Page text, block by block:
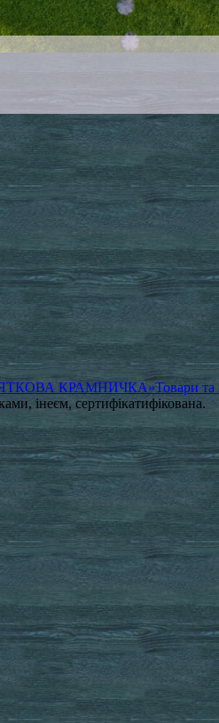
КРАМНИЧКА»Товари та
інеєм, сертифікатифікована.